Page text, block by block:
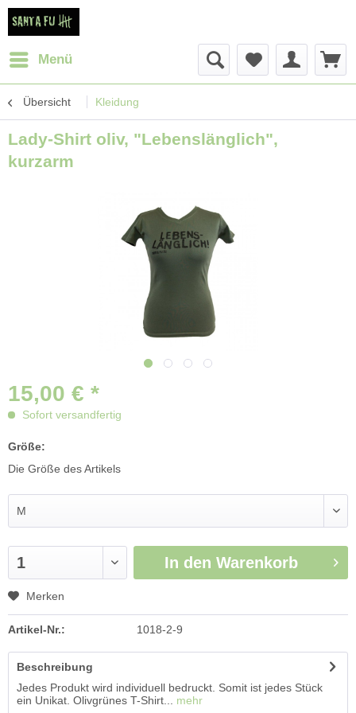
Menü
Übersicht Kleidung
Lady-Shirt oliv, "Lebenslänglich",
kurzarm
15,00 € *
Sofort versandfertig
Größe:
Die Größe des Artikels
In den Warenkorb
Merken
Artikel-Nr.: 1018-2-9
Beschreibung
Jedes Produkt wird individuell bedruckt. Somit ist jedes Stück
ein Unikat. Olivgrünes T-Shirt...
mehr